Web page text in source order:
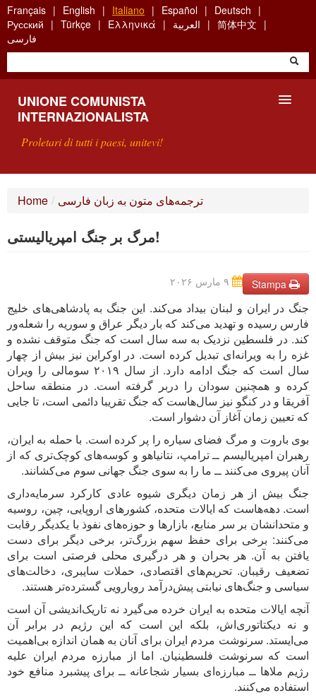
Skip
to
main
content
Français English Italiano Español
Deutsch
Русский
Türkçe Ελληνικά العربية
简体中文
فارسی
UNIONE COMUNISTA
INTERNAZIONALISTA
Proletari di tutti i paesi, unitevi!
RICERCA
Home / ترجمه‌های متون به زبان فارسی
مرگ بر جنگ امپریالیستی!
Stampa
جنگ در ایران و لبنان بیداد می‌کند. این جنگ به پادشاهی‌های خلیج
فارس رسیده و تهدید می‌کند که بار دیگر عراق و سوریه را شعله‌ور
کند. در فلسطین نزدیک به سه سال است که جنگ متوقف نشده و
غزه را به ویرانه‌ای تبدیل کرده است. در اوکراین نیز بیش از چهار
سال است که جنگ ادامه دارد. از سال ۲۰۱۹ سومالی را ویران
کرده و همچنین سودان را دربر گرفته است. در منطقه ساحل
آفریقا و در کنگو نیز سال‌هاست که جنگ تقریبا دائمی است، تا جایی
که تعیین زمان آغاز آن دشوار است.
بوی باروت و مرگ فضای سیاره را پر کرده است. با حمله به ایران،
رهبران امپریالیسم ــ ترامپ، نتانیاهو و کوسه‌های کوچک‌تری که از
آنان پیروی می‌کنند ــ ما را به سوی جنگ جهانی سوم می‌کشانند.
جنگ بیش از هر زمان دیگری شیوه عادی کارکرد سرمایه‌داری
است. دهه‌هاست که ایالات متحده، کشورهای اروپایی، چین، روسیه
و متحدانشان بر سر منابع، بازارها و حوزه‌های نفوذ با یکدیگر رقابت
می‌کنند: برخی برای حفظ سهم بزرگ‌تر، برخی دیگر برای دست
یافتن به آن. هر بحران و هر درگیری محلی فرصتی است برای
تضعیف رقیبان. تحریم‌های اقتصادی، حملات سایبری، دخالت‌های
سیاسی و جنگ‌های نیابتی پیش‌درآمد رویارویی گسترده‌تر هستند.
آنچه ایالات متحده به ایران خرده می‌گیرد نه تاریک‌اندیشی آن است
و نه دیکتاتوری‌اش، بلکه این است که این رژیم در برابر آن
می‌ایستد. سرنوشت مردم ایران برای آنان به همان اندازه بی‌اهمیت
است که سرنوشت فلسطینیان. اما از مبارزه مردم ایران علیه
رژیم ملاها ــ مبارزه‌ای بسیار شجاعانه ــ برای پیشبرد منافع خود
استفاده می‌کنند.